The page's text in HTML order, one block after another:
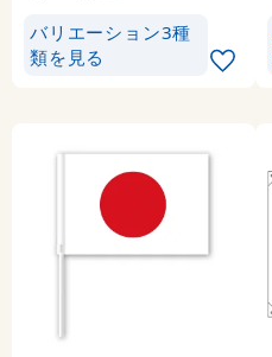
バリエーション3種
類を見る